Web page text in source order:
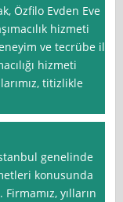
Özfilo Evden Eve
hizmeti
ve tecrübe ile
hizmeti
titizlikle
genelinde
konusunda
yılların